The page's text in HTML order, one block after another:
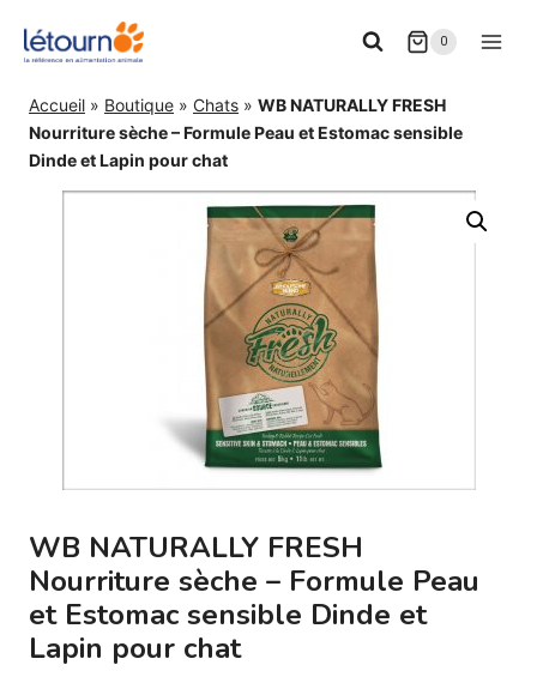
0
Accueil » Boutique » Chats » WB NATURALLY FRESH
Nourriture sèche – Formule Peau et Estomac sensible
Dinde et Lapin pour chat
WB NATURALLY FRESH
Nourriture sèche – Formule Peau
et Estomac sensible Dinde et
Lapin pour chat